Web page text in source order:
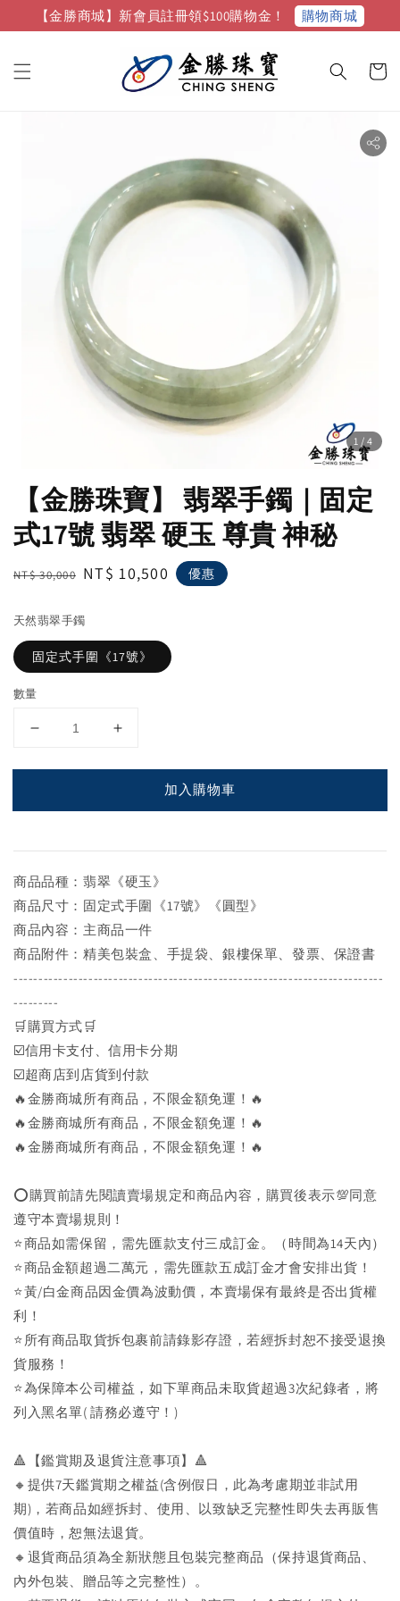
【金勝商城】新會員註冊領$100購物金！ 購物商城
1 /4
【金勝珠寶】 翡翠手鐲｜固定
式17號 翡翠 硬玉 尊貴 神秘
Regular
NT$ 30,000 Sale
NT$ 10,500 優惠
天然翡翠手鐲
固定式手圍《17號》
數量
加入購物車
商品品種：翡翠《硬玉》
商品尺寸：固定式手圍《17號》《圓型》
商品內容：主商品一件
商品附件：精美包裝盒、手提袋、銀樓保單、發票、保證書
--------------------------------------------------------------------------
---------
🛒購買方式🛒
☑️信用卡支付、信用卡分期
☑️超商店到店貨到付款
🔥金勝商城所有商品，不限金額免運！🔥
🔥金勝商城所有商品，不限金額免運！🔥
🔥金勝商城所有商品，不限金額免運！🔥
⭕購買前請先閱讀賣場規定和商品內容，購買後表示💯同意
遵守本賣場規則！
⭐商品如需保留，需先匯款支付三成訂金。（時間為14天內）
⭐商品金額超過二萬元，需先匯款五成訂金才會安排出貨！
⭐黃/白金商品因金價為波動價，本賣場保有最終是否出貨權
利！
⭐️所有商品取貨拆包裹前請錄影存證，若經拆封恕不接受退換
貨服務！
⭐為保障本公司權益，如下單商品未取貨超過3次紀錄者，將
列入黑名單( 請務必遵守！)
🔺【鑑賞期及退貨注意事項】🔺
🔸提供7天鑑賞期之權益(含例假日，此為考慮期並非試用
期)，若商品如經拆封、使用、以致缺乏完整性即失去再販售
價值時，恕無法退貨。
🔸退貨商品須為全新狀態且包裝完整商品（保持退貨商品、
內外包裝、贈品等之完整性）。